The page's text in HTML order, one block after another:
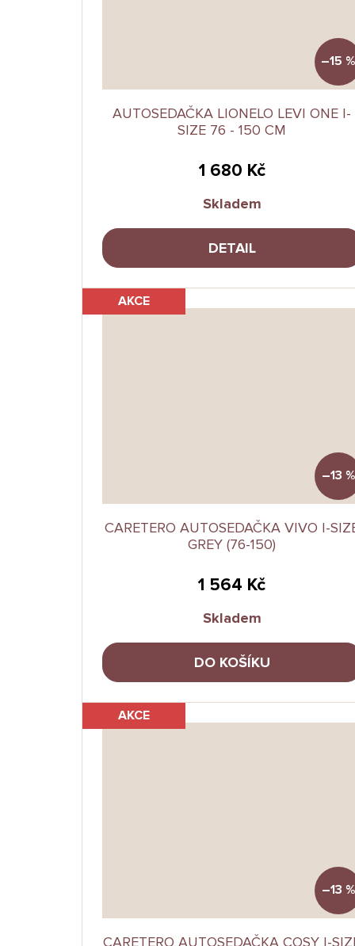
–15 %
AUTOSEDAČKA LIONELO LEVI ONE I-
SIZE 76 - 150 CM
1 680 Kč
Skladem
DETAIL
AKCE
–13 %
CARETERO AUTOSEDAČKA VIVO I-
GREY (76-150)
1 564 Kč
Skladem
DO KOŠÍKU
AKCE
–13 %
CARETERO AUTOSEDAČKA COSY I-